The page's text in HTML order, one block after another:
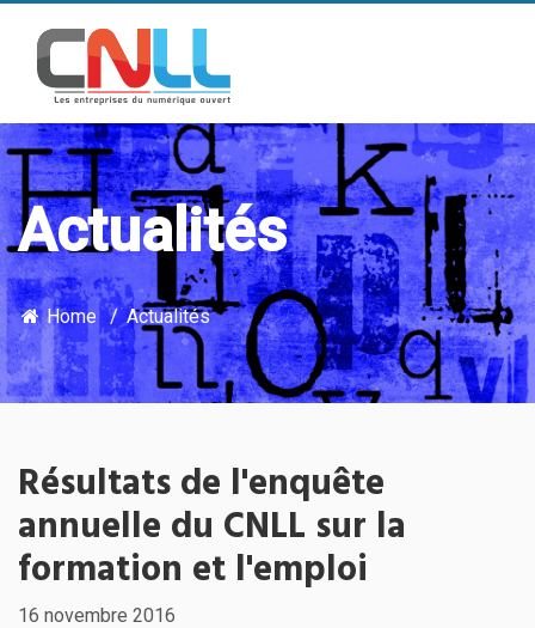
Actualités
Home Actualités
Résultats de l'enquête
annuelle du CNLL sur la
formation et l'emploi
16 novembre 2016